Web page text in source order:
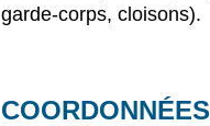
garde-corps, cloisons).
COORDONNÉES